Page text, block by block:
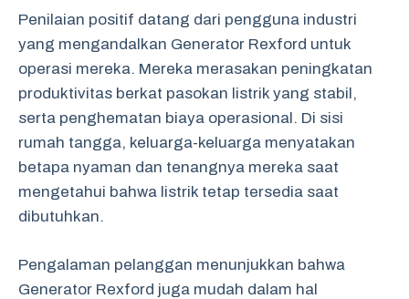
Penilaian positif datang dari pengguna industri
yang mengandalkan Generator Rexford untuk
operasi mereka. Mereka merasakan peningkatan
produktivitas berkat pasokan listrik yang stabil,
serta penghematan biaya operasional. Di sisi
rumah tangga, keluarga-keluarga menyatakan
betapa nyaman dan tenangnya mereka saat
mengetahui bahwa listrik tetap tersedia saat
dibutuhkan.
Pengalaman pelanggan menunjukkan bahwa
Generator Rexford juga mudah dalam hal